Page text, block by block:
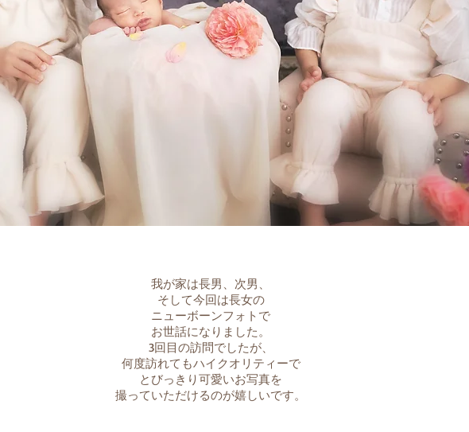
我が家は長男、次男、
そして今回は長女の
ニューボーンフォトで
お世話になりました。
3回目の訪問でしたが、
何度訪れてもハイクオリティーで
とびっきり可愛いお写真を
撮っていただけるのが嬉しいです。